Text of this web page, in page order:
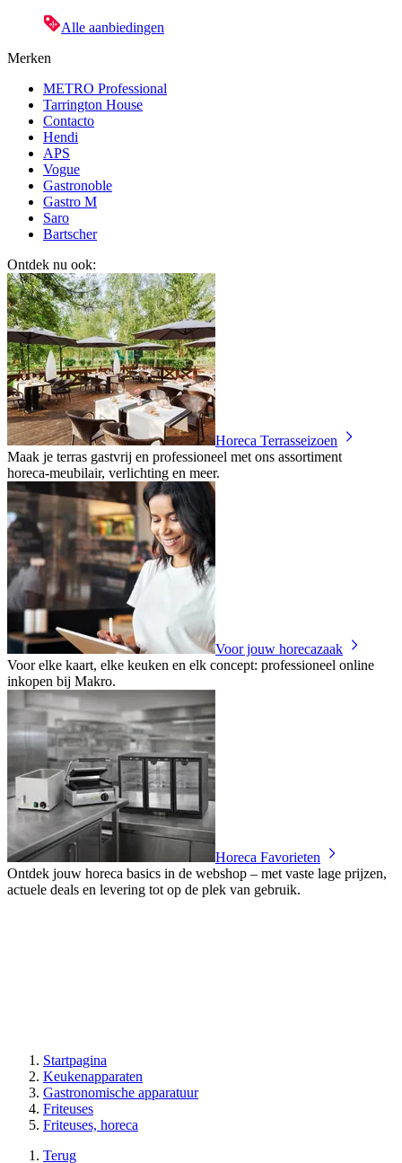
Alle aanbiedingen
Merken
METRO Professional
Tarrington House
Contacto
Hendi
APS
Vogue
Gastronoble
Gastro M
Saro
Bartscher
Ontdek nu ook:
Horeca Terrasseizoen
Maak je terras gastvrij en professioneel met ons assortiment
horeca‑meubilair, verlichting en meer.
Voor jouw horecazaak
Voor elke kaart, elke keuken en elk concept: professioneel online
inkopen bij Makro.
Horeca Favorieten
Ontdek jouw horeca basics in de webshop – met vaste lage prijzen,
actuele deals en levering tot op de plek van gebruik.
Startpagina
Keukenapparaten
Gastronomische apparatuur
Friteuses
Friteuses, horeca
Terug